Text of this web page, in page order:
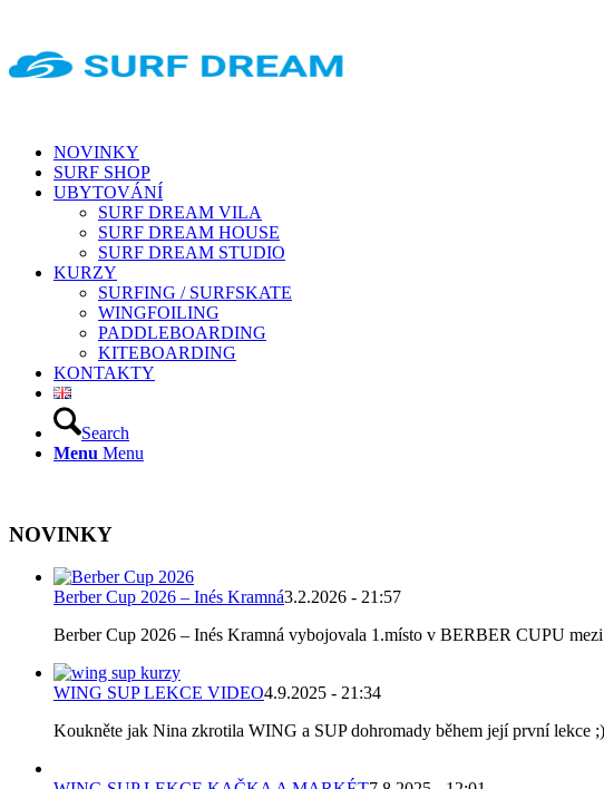
NOVINKY
SURF SHOP
UBYTOVÁNÍ
SURF DREAM VILA
SURF DREAM HOUSE
SURF DREAM STUDIO
KURZY
SURFING / SURFSKATE
WINGFOILING
PADDLEBOARDING
KITEBOARDING
KONTAKTY
Search
Menu Menu
NOVINKY
Berber Cup 2026 – Inés Kramná3.2.2026 - 21:57
Berber Cup 2026 – Inés Kramná vybojovala 1.místo v BERBER CUPU
WING SUP LEKCE VIDEO4.9.2025 - 21:34
Koukněte jak Nina zkrotila WING a SUP dohromady během její první lekce